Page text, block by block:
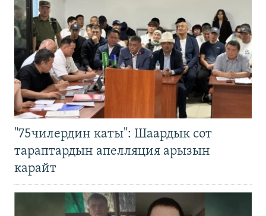
"75чилердин каты": Шаардык сот
тараптардын апелляция арызын
карайт